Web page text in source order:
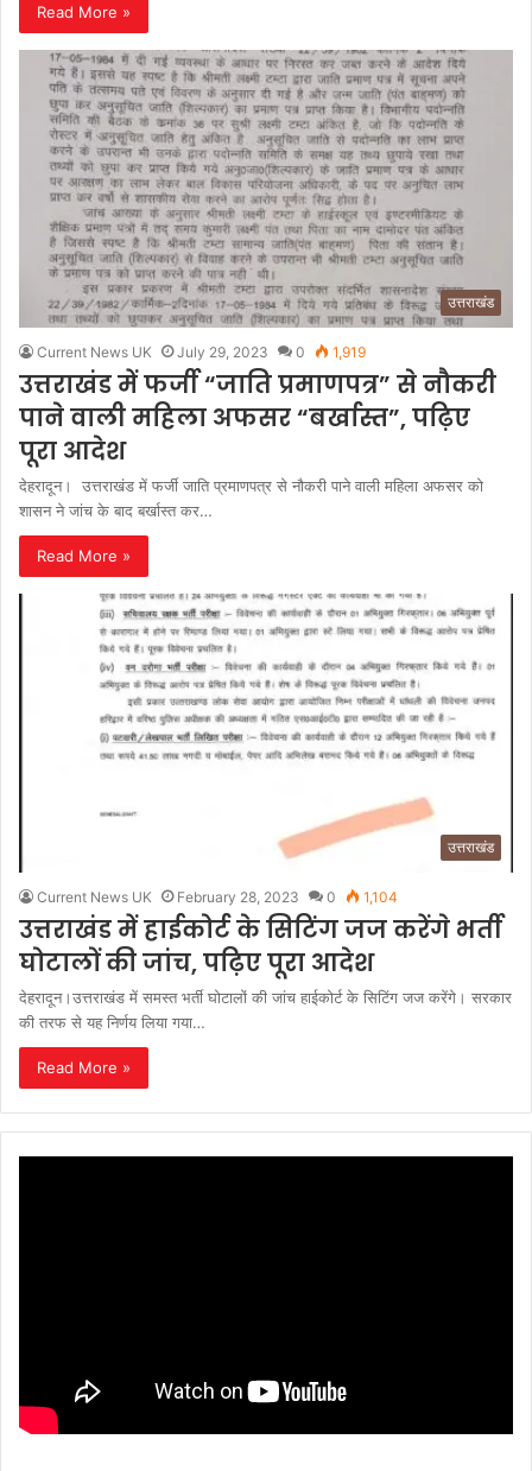
Read More »
उत्तराखंड
Current News UK July 29, 2023 0 1,919
उत्तराखंड में फर्जी “जाति प्रमाणपत्र” से नौकरी
पाने वाली महिला अफसर “बर्खास्त”, पढ़िए
पूरा आदेश
देहरादून। उत्तराखंड में फर्जी जाति प्रमाणपत्र से नौकरी पाने वाली महिला अफसर को
शासन ने जांच के बाद बर्खास्त कर…
Read More »
उत्तराखंड
Current News UK February 28, 2023 0 1,104
उत्तराखंड में हाईकोर्ट के सिटिंग जज करेंगे भर्ती
घोटालों की जांच, पढ़िए पूरा आदेश
देहरादून।उत्तराखंड में समस्त भर्ती घोटालों की जांच हाईकोर्ट के सिटिंग जज करेंगे। सरकार
की तरफ से यह निर्णय लिया गया…
Read More »